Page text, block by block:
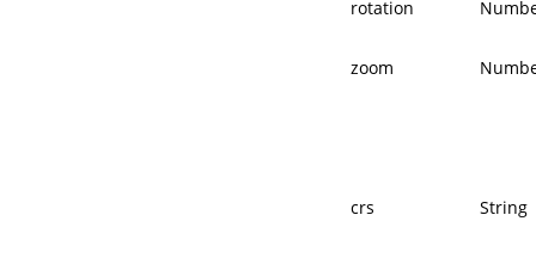
rotation
zoom
crs String